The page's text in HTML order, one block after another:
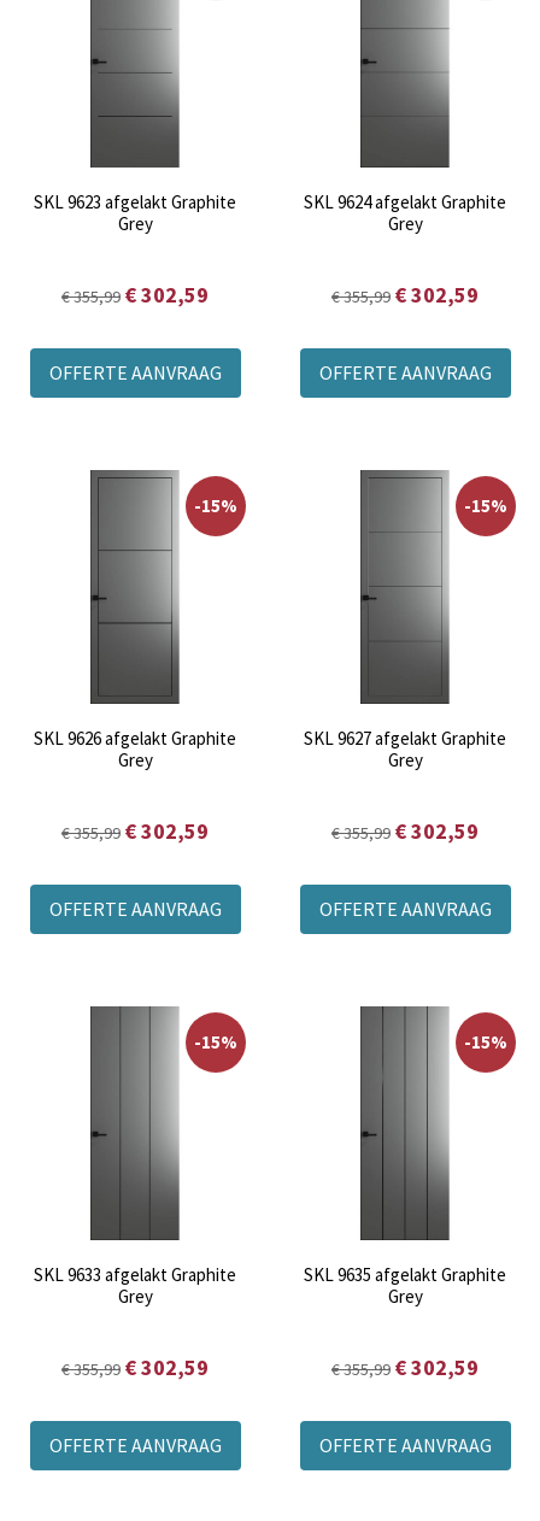
SKL 9623 afgelakt Graphite
Grey
€ 355,99 € 302,59
OFFERTE AANVRAAG
SKL 9624 afgelakt Graphite
Grey
€ 355,99 € 302,59
OFFERTE AANVRAAG
-15%
SKL 9626 afgelakt Graphite
Grey
€ 355,99 € 302,59
OFFERTE AANVRAAG
-15%
SKL 9627 afgelakt Graphite
Grey
€ 355,99 € 302,59
OFFERTE AANVRAAG
-15%
SKL 9633 afgelakt Graphite
Grey
€ 355,99 € 302,59
OFFERTE AANVRAAG
-15%
SKL 9635 afgelakt Graphite
Grey
€ 355,99 € 302,59
OFFERTE AANVRAAG